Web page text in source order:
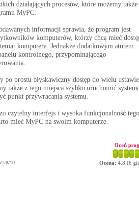
działających procesów, które możemy także
MyPC.
informacji sprawia, że program jest
komputerów, którzy chcą mieć
komputera. Jednakże dodatkowym atutem
kontrolnego, przypominającego
po prostu błyskawiczny dostęp do wielu
także z tego miejsca szybko uruchomić
punkt przywracania systemu.
czytelny interfejs i wysoka funkcjonalność tego
mieć MyPC na swoim komputerze.
7/8/10
Oceń
Ocena: 4.8 (6